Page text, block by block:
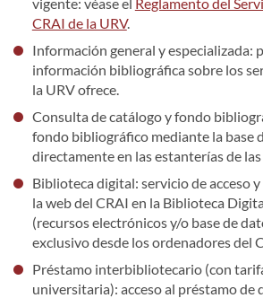
CRAI de la URV.
Información general y especializada:
información bibliográfica sobre los
la URV ofrece.
Consulta de catálogo y fondo
fondo bibliográfico mediante la base
directamente en las estanterías de
Biblioteca digital: servicio de acceso
la web del CRAI en la Biblioteca
(recursos electrónicos y/o base de
exclusivo desde los ordenadores del
Préstamo interbibliotecario (con
universitaria): acceso al préstamo de